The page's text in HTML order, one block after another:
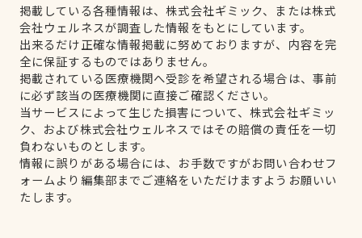
掲載している各種情報は、株式会社ギミック、または株式
会社ウェルネスが調査した情報をもとにしています。
出来るだけ正確な情報掲載に努めておりますが、内容を完
全に保証するものではありません。
掲載されている医療機関へ受診を希望される場合は、事前
に必ず該当の医療機関に直接ご確認ください。
当サービスによって生じた損害について、株式会社ギミッ
ク、および株式会社ウェルネスではその賠償の責任を一切
負わないものとします。
情報に誤りがある場合には、お手数ですがお問い合わせフ
ォームより編集部までご連絡をいただけますようお願いい
たします。